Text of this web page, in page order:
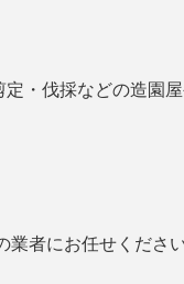
・伐採などの造園
者にお任せください